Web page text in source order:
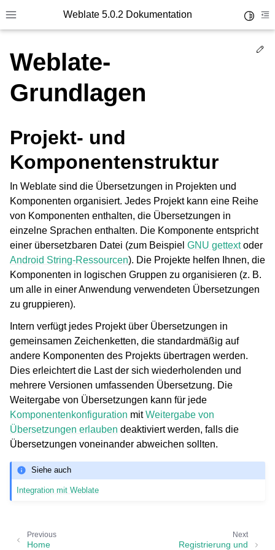
Toggle site navigation sidebar
Weblate 5.0.2 Dokumentation
navigation of Unterstützte Dateiformate
navigation of Konfigurationsanweisungen
Weblate-
Grundlagen
Projekt- und
Komponentenstruktur
In Weblate sind die Übersetzungen in Projekten und
Komponenten organisiert. Jedes Projekt kann eine Reihe
von Komponenten enthalten, die Übersetzungen in
einzelne Sprachen enthalten. Die Komponente entspricht
einer übersetzbaren Datei (zum Beispiel GNU gettextoder
Android String-Ressourcen). Die Projekte helfen Ihnen, die
Komponenten in logischen Gruppen zu organisieren (z. B.
um alle in einer Anwendung verwendeten Übersetzungen
zu gruppieren).
Intern verfügt jedes Projekt über Übersetzungen in
gemeinsamen Zeichenketten, die standardmäßig auf
andere Komponenten des Projekts übertragen werden.
Dies erleichtert die Last der sich wiederholenden und
mehrere Versionen umfassenden Übersetzung. Die
Weitergabe von Übersetzungen kann für jede
Komponentenkonfiguration mitWeitergabe von
Übersetzungen erlauben deaktiviert werden, falls die
Übersetzungen voneinander abweichen sollten.
Siehe auch
Integration mit Weblate
Next
Registrierung und
Previous
Home